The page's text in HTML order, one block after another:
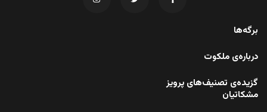
برگه‌ها
درباره‌ی ملکوت
گزیده‌ی تصنیف‌های پرویز
مشکاتیان